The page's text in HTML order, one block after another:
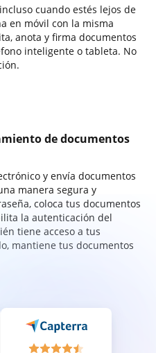
cuando estés lejos de
en móvil con la misma
anota y firma documentos
inteligente o tableta. No
de documentos
y envía documentos
manera segura y
coloca tus documentos
la autenticación del
tiene acceso a tus
mantiene tus documentos